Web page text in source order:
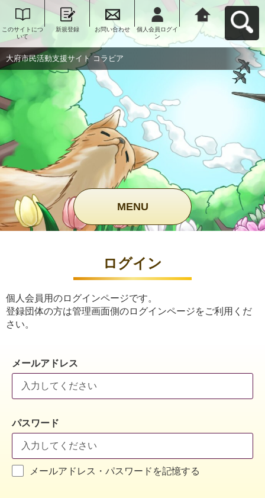
このサイトにつ
いて
新規登録 お問い合わせ
個人会員ログイ
ン
大府市民活動支
援サイト コラビ
アへ戻る
大府市民活動支援サイト コラビア
MENU
ログイン
個人会員用のログインページです。
登録団体の方は管理画面側のログインページをご利用くだ
さい。
メールアドレス
パスワード
メールアドレス・パスワードを記憶する